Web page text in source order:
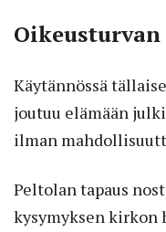
Käytännössä
joutuu elämään
ilman
Peltolan tapaus
kysymyksen